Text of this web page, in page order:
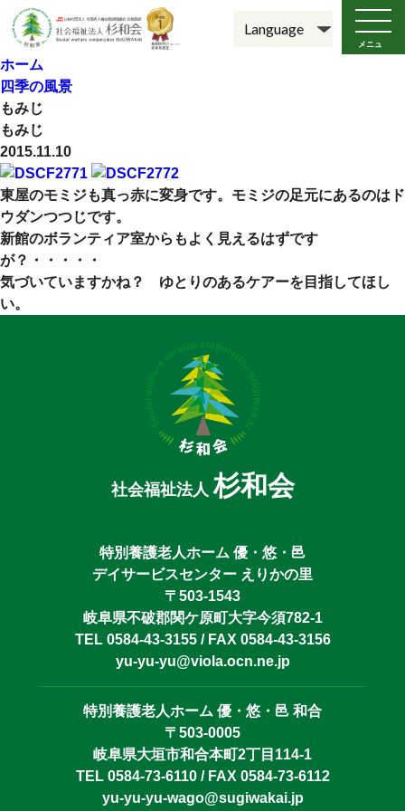
メニュ
ー
ホーム
四季の風景
もみじ
もみじ
2015.11.10
東屋のモミジも真っ赤に変身です。モミジの足元にあるのはド
ウダンつつじです。
新館のボランティア室からもよく見えるはずです
が？・・・・・
気づいていますかね？ ゆとりのあるケアーを目指してほし
い。
社会福祉法人杉和会
特別養護老人ホーム 優・悠・邑
デイサービスセンター えりかの里
〒503-1543
岐阜県不破郡関ケ原町大字今須782-1
TEL 0584-43-3155 / FAX 0584-43-3156
yu-yu-yu@viola.ocn.ne.jp
特別養護老人ホーム 優・悠・邑 和合
〒503-0005
岐阜県大垣市和合本町2丁目114-1
TEL 0584-73-6110 / FAX 0584-73-6112
yu-yu-yu-wago@sugiwakai.jp